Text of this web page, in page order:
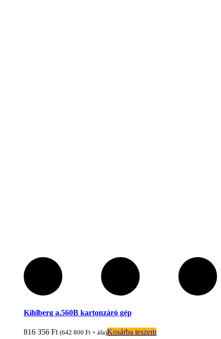
Kihlberg a.560B kartonzáró gép
816 356 Ft (642 800 Ft + áfa)Kosárba teszem